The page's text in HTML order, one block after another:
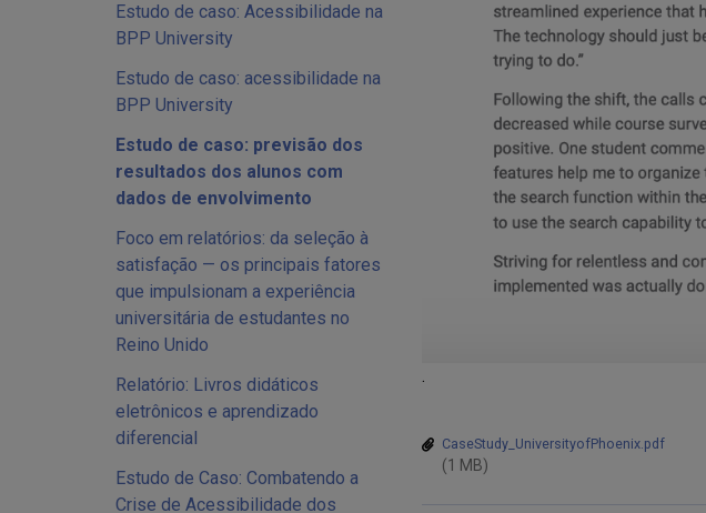
Estudo de caso: Acessibilidade na
BPP University
Estudo de caso: acessibilidade na
BPP University
Estudo de caso: previsão dos
resultados dos alunos com
dados de envolvimento
Foco em relatórios: da seleção à
satisfação — os principais fatores
que impulsionam a experiência
universitária de estudantes no
Reino Unido
Relatório: Livros didáticos
eletrônicos e aprendizado
diferencial
Estudo de Caso: Combatendo a
Crise de Acessibilidade dos
.
CaseStudy_UniversityofPhoenix.pdf
(1 MB)